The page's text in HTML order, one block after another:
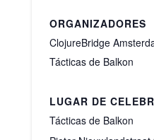
LUGAR DE
Tácticas de Balkon
ORGANIZADORES
ClojureBridge
Tácticas de Balkon